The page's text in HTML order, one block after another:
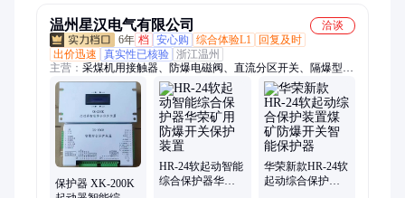
温州星汉电气有限公司
洽谈
6年 档 安心购 综合体验L1
回复及时
出价迅速
真实性已核验 浙江温州
主营： 采煤机用接触器、防爆电磁阀、直流分区开关、隔爆型电
磁阀
保护器 XK-200K
HR-24软起动智能
综合保护器华荣
华荣新款HR-24软
起动综合保护装